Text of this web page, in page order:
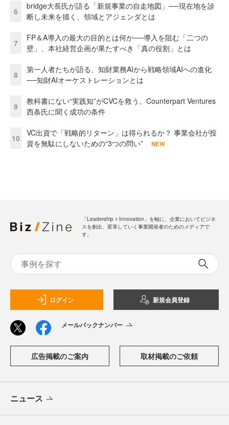
6
bridge大長氏が語る「新規事業の自走地図」──現在地を診
断し未来を描く、領域とアジェンダとは
7
FP＆A導入の最大の目的とは何か──導入を阻む「二つの
壁」、本社経営企画が果たすべき「真の役割」とは
8
第一人者たちが語る、知財業務AIから戦略領域AIへの進化
──知財AIオーケストレーションとは
9
教科書にない“実践知”がCVCを救う。Counterpart Ventures
西条氏に聞く成功の条件
10
VC出資で「戦略的リターン」は得られるか？ 事業会社が投
資を無駄にしないための“3つの問い”
NEW
「Leadership ☓ Innovation」を軸に、企業においてビジネ
スを創出、変革していく事業開発者のためのメディアで
す。
ログイン 新規会員登録
メールバックナンバー
広告掲載のご案内 取材掲載のご依頼
ニュース